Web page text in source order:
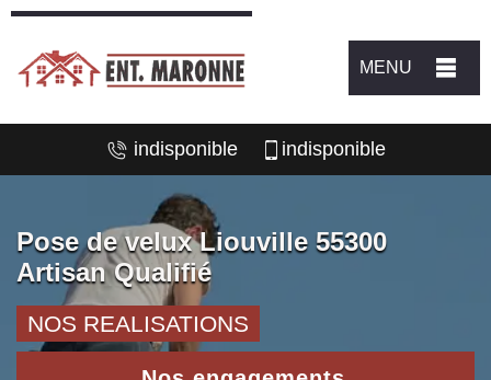
MENU
indisponible indisponible
Pose de velux Liouville 55300
Artisan Qualifié
NOS REALISATIONS